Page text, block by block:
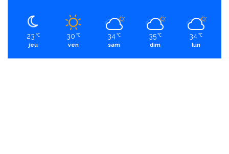
23 ℃
jeu
30 ℃
ven
34 ℃
sam
35 ℃
dim
34 ℃
lun